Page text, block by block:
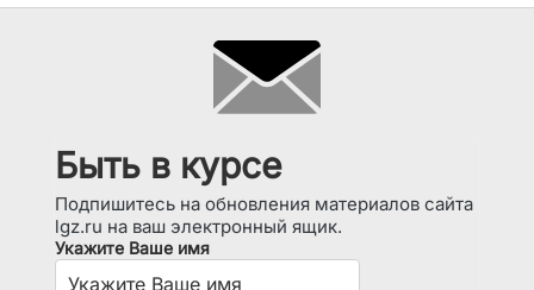
Быть в курсе
Подпишитесь на обновления материалов сайта
lgz.ru на ваш электронный ящик.
Укажите Ваше имя